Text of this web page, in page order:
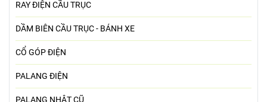
RAY ĐIỆN CẦU TRỤC
DẦM BIÊN CẦU TRỤC - BÁNH XE
CỔ GÓP ĐIỆN
PALANG ĐIỆN